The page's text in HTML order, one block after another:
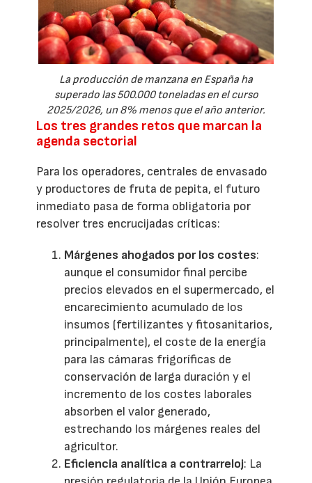
La producción de manzana en España ha
superado las 500.000 toneladas en el curso
2025/2026, un 8% menos que el año anterior.
Los tres grandes retos que marcan la
agenda sectorial
Para los operadores, centrales de envasado
y productores de fruta de pepita, el futuro
inmediato pasa de forma obligatoria por
resolver tres encrucijadas críticas:
Márgenes ahogados por los costes:
aunque el consumidor final percibe
precios elevados en el supermercado, el
encarecimiento acumulado de los
insumos (fertilizantes y fitosanitarios,
principalmente), el coste de la energía
para las cámaras frigoríficas de
conservación de larga duración y el
incremento de los costes laborales
absorben el valor generado,
estrechando los márgenes reales del
agricultor.
Eficiencia analítica a contrarreloj: La